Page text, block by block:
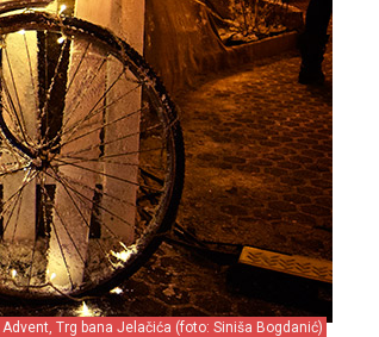
Advent, Trg bana Jelačića (foto: Siniša Bogdanić)